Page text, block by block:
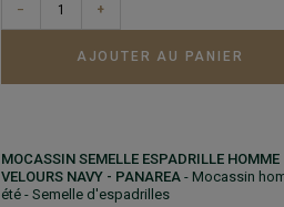
− +
AJOUTER AU PANIER
MOCASSIN SEMELLE ESPADRILLE HOMME
VELOURS NAVY - PANAREA - Mocassin
été - Semelle d'espadrilles